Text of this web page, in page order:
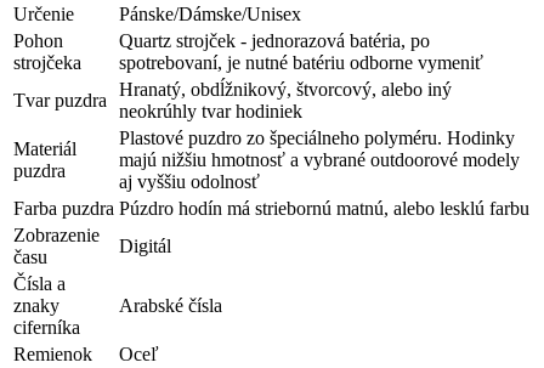
Určenie
Pánske/Dámske/Unisex
Pohon
strojčeka
Quartz strojček - jednorazová batéria, po
spotrebovaní, je nutné batériu odborne vymeniť
Tvar puzdra
Hranatý, obdĺžnikový, štvorcový, alebo iný
neokrúhly tvar hodiniek
Materiál
puzdra
Plastové puzdro zo špeciálneho polyméru. Hodinky
majú nižšiu hmotnosť a vybrané outdoorové modely
aj vyššiu odolnosť
Farba puzdra Púzdro hodín má striebornú matnú, alebo lesklú farbu
Zobrazenie
času
Digitál
Čísla a
znaky
ciferníka
Arabské čísla
Remienok
Oceľ